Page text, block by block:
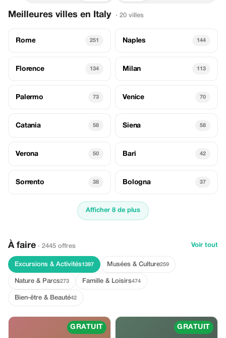
Meilleures villes en Italy · 20 villes
Rome 251 Naples 144
Florence 134 Milan 113
Palermo 73 Venice 70
Catania 58 Siena 58
Verona 50 Bari 42
Sorrento 38 Bologna 37
Afficher 8 de plus
À faire · 2445 offres Voir tout
Excursions & Activités1397 Musées & Culture259
Nature & Parcs273 Famille & Loisirs474
Bien-être & Beauté42
GRATUIT GRATUIT